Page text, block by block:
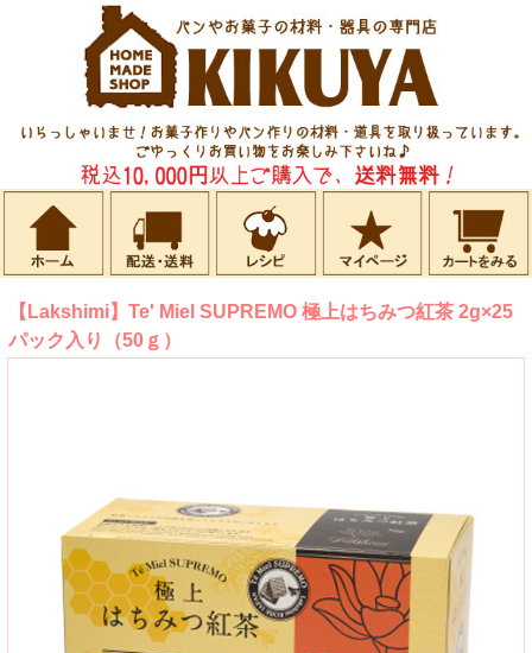
【Lakshimi】Te' Miel SUPREMO 極上はちみつ紅茶 2g×25
パック入り（50ｇ）